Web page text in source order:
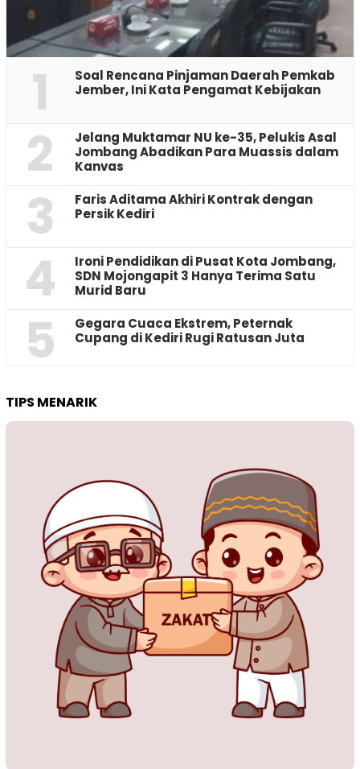
1
‎Soal Rencana Pinjaman Daerah Pemkab
Jember, Ini Kata Pengamat Kebijakan ‎
2
Jelang Muktamar NU ke-35, Pelukis Asal
Jombang Abadikan Para Muassis dalam
Kanvas
3
Faris Aditama Akhiri Kontrak dengan
Persik Kediri
4
Ironi Pendidikan di Pusat Kota Jombang,
SDN Mojongapit 3 Hanya Terima Satu
Murid Baru
5
‎Gegara Cuaca Ekstrem, Peternak
Cupang di Kediri Rugi Ratusan Juta
TIPS MENARIK